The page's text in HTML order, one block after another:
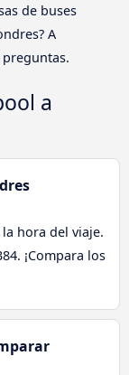
de buses
A
a
hora del viaje.
¡Compara los